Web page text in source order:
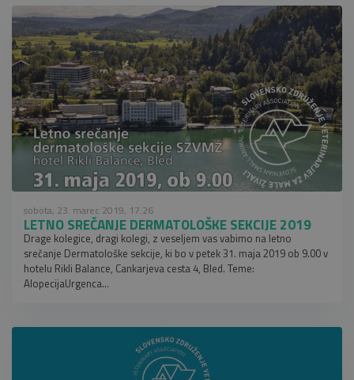
sobota, 23. marec 2019, 17:26
LETNO SREČANJE DERMATOLOŠKE SEKCIJE 2019
Drage kolegice, dragi kolegi, z veseljem vas vabimo na letno
srečanje Dermatološke sekcije, ki bo v petek 31. maja 2019 ob 9.00 v
hotelu Rikli Balance, Cankarjeva cesta 4, Bled. Teme:
AlopecijaUrgenca...